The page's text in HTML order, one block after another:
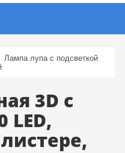
Лампа лупа с подсветкой
3D с
LED,